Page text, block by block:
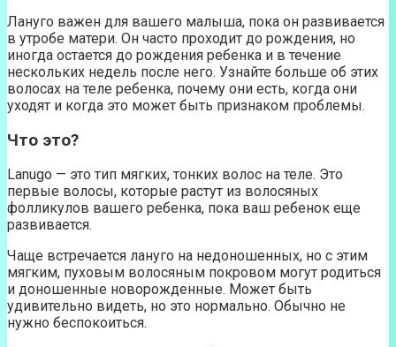
Лануго важен для вашего малыша, пока он развивается
в утробе матери. Он часто проходит до рождения, но
иногда остается до рождения ребенка и в течение
нескольких недель после него. Узнайте больше об этих
волосах на теле ребенка, почему они есть, когда они
уходят и когда это может быть признаком проблемы.
Что это?
Lanugo — это тип мягких, тонких волос на теле. Это
первые волосы, которые растут из волосяных
фолликулов вашего ребенка, пока ваш ребенок еще
развивается.
Чаще встречается лануго на недоношенных, но с этим
мягким, пуховым волосяным покровом могут родиться
и доношенные новорожденные. Может быть
удивительно видеть, но это нормально. Обычно не
нужно беспокоиться.